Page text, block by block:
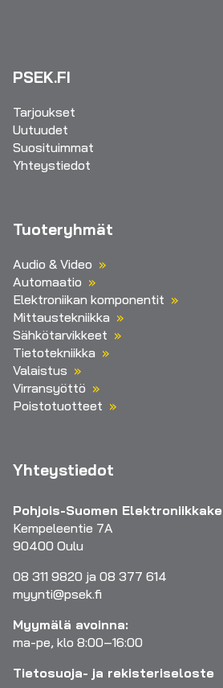
PSEK.FI
Tarjoukset
Uutuudet
Suosituimmat
Yhteystiedot
Tuoteryhmät
Audio & Video
Automaatio
Elektroniikan komponentit
Mittaustekniikka
Sähkötarvikkeet
Tietotekniikka
Valaistus
Virransyöttö
Poistotuotteet
Yhteystiedot
Pohjois-Suomen
Kempeleentie 7A
90400 Oulu
08 311 9820 ja 08 377 614
myynti@psek.fi
Myymälä avoinna:
ma-pe, klo 8:00–16:00
Tietosuoja- ja rekisteriseloste